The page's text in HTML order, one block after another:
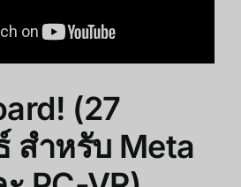
(27
สำหรับ Meta